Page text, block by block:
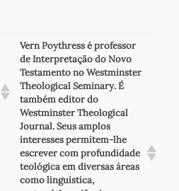
Vern Poythress é professor
de Interpretação do Novo
Testamento no Westminster
Theological Seminary. É
também editor do
Westminster Theological
Journal. Seus amplos
interesses permitem-lhe
escrever com profundidade
teológica em diversas áreas
como linguística,